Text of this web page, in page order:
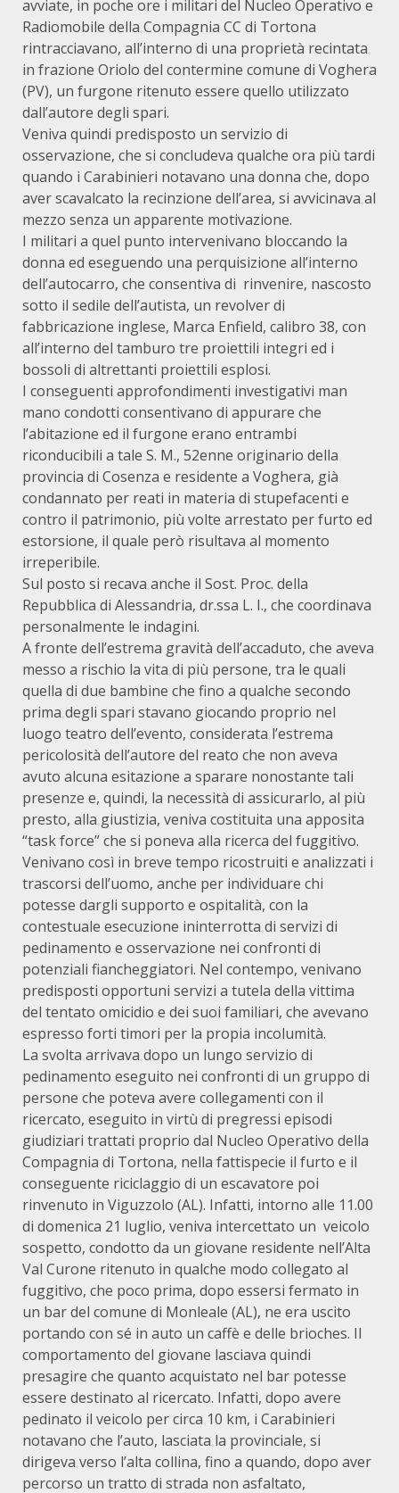
avviate, in poche ore i militari del Nucleo Operativo e
Radiomobile della Compagnia CC di Tortona
rintracciavano, all’interno di una proprietà recintata
in frazione Oriolo del contermine comune di Voghera
(PV), un furgone ritenuto essere quello utilizzato
dall’autore degli spari.
Veniva quindi predisposto un servizio di
osservazione, che si concludeva qualche ora più tardi
quando i Carabinieri notavano una donna che, dopo
aver scavalcato la recinzione dell’area, si avvicinava al
mezzo senza un apparente motivazione.
I militari a quel punto intervenivano bloccando la
donna ed eseguendo una perquisizione all’interno
dell’autocarro, che consentiva di rinvenire, nascosto
sotto il sedile dell’autista, un revolver di
fabbricazione inglese, Marca Enfield, calibro 38, con
all’interno del tamburo tre proiettili integri ed i
bossoli di altrettanti proiettili esplosi.
I conseguenti approfondimenti investigativi man
mano condotti consentivano di appurare che
l’abitazione ed il furgone erano entrambi
riconducibili a tale S. M., 52enne originario della
provincia di Cosenza e residente a Voghera, già
condannato per reati in materia di stupefacenti e
contro il patrimonio, più volte arrestato per furto ed
estorsione, il quale però risultava al momento
irreperibile.
Sul posto si recava anche il Sost. Proc. della
Repubblica di Alessandria, dr.ssa L. I., che coordinava
personalmente le indagini.
A fronte dell’estrema gravità dell’accaduto, che aveva
messo a rischio la vita di più persone, tra le quali
quella di due bambine che fino a qualche secondo
prima degli spari stavano giocando proprio nel
luogo teatro dell’evento, considerata l’estrema
pericolosità dell’autore del reato che non aveva
avuto alcuna esitazione a sparare nonostante tali
presenze e, quindi, la necessità di assicurarlo, al più
presto, alla giustizia, veniva costituita una apposita
“task force” che si poneva alla ricerca del fuggitivo.
Venivano così in breve tempo ricostruiti e analizzati i
trascorsi dell’uomo, anche per individuare chi
potesse dargli supporto e ospitalità, con la
contestuale esecuzione ininterrotta di servizi di
pedinamento e osservazione nei confronti di
potenziali fiancheggiatori. Nel contempo, venivano
predisposti opportuni servizi a tutela della vittima
del tentato omicidio e dei suoi familiari, che avevano
espresso forti timori per la propia incolumità.
La svolta arrivava dopo un lungo servizio di
pedinamento eseguito nei confronti di un gruppo di
persone che poteva avere collegamenti con il
ricercato, eseguito in virtù di pregressi episodi
giudiziari trattati proprio dal Nucleo Operativo della
Compagnia di Tortona, nella fattispecie il furto e il
conseguente riciclaggio di un escavatore poi
rinvenuto in Viguzzolo (AL). Infatti, intorno alle 11.00
di domenica 21 luglio, veniva intercettato un veicolo
sospetto, condotto da un giovane residente nell’Alta
Val Curone ritenuto in qualche modo collegato al
fuggitivo, che poco prima, dopo essersi fermato in
un bar del comune di Monleale (AL), ne era uscito
portando con sé in auto un caffè e delle brioches. Il
comportamento del giovane lasciava quindi
presagire che quanto acquistato nel bar potesse
essere destinato al ricercato. Infatti, dopo avere
pedinato il veicolo per circa 10 km, i Carabinieri
notavano che l’auto, lasciata la provinciale, si
dirigeva verso l’alta collina, fino a quando, dopo aver
percorso un tratto di strada non asfaltato,